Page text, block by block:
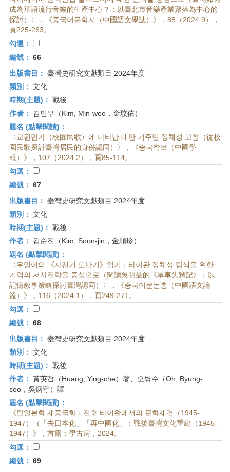
成為華語流行音樂的生產中心？：以臺北市音樂產業聚落為中心的
探討）〉，《중국어문학지（中國語文學誌）》，88（2024.9），
頁225-263。
勾選：
編號： 66
出版書目： 臺灣史研究文獻類目 2024年度
類別： 文化
時期(主題)： 戰後
作者：
김민우（Kim, Min-woo，金玟佑）
題名 (點擊閱讀)：
〈교원민가（校園民歌）에 나타난 대만 거주민 정체성 고찰（從校
園民歌探討臺灣居民的身份認同）〉，《중국학보（中國學
報）》，107（2024.2），頁85-114。
勾選：
編號： 67
出版書目： 臺灣史研究文獻類目 2024年度
類別： 文化
時期(主題)： 戰後
作者：
김순진（Kim, Soon-jin，金順珍）
題名 (點擊閱讀)：
〈우밍이의 《자전거 도난기》읽기：타이완 정체성 탐색을 위한
기억의 서사전략을 중심으로（閱讀吳明益的《單車失竊記》：以
記憶敘事策略探討臺灣認同）〉，《중국어문논총（中國語文論
叢）》，116（2024.1），頁249-271。
勾選：
編號： 68
出版書目： 臺灣史研究文獻類目 2024年度
類別： 文化
時期(主題)： 戰後
作者： 黃英哲（Huang, Ying-che）著、오병수（Oh, Byung-
soo，吳炳守）譯
題名 (點擊閱讀)：
《탈일본화 재중국화：전후 타이완에서의 문화재건（1945-
1947）（「去日本化」「再中國化」：戰後臺灣文化重建（1945-
1947）》，首爾：學古房，2024。
勾選：
編號： 69